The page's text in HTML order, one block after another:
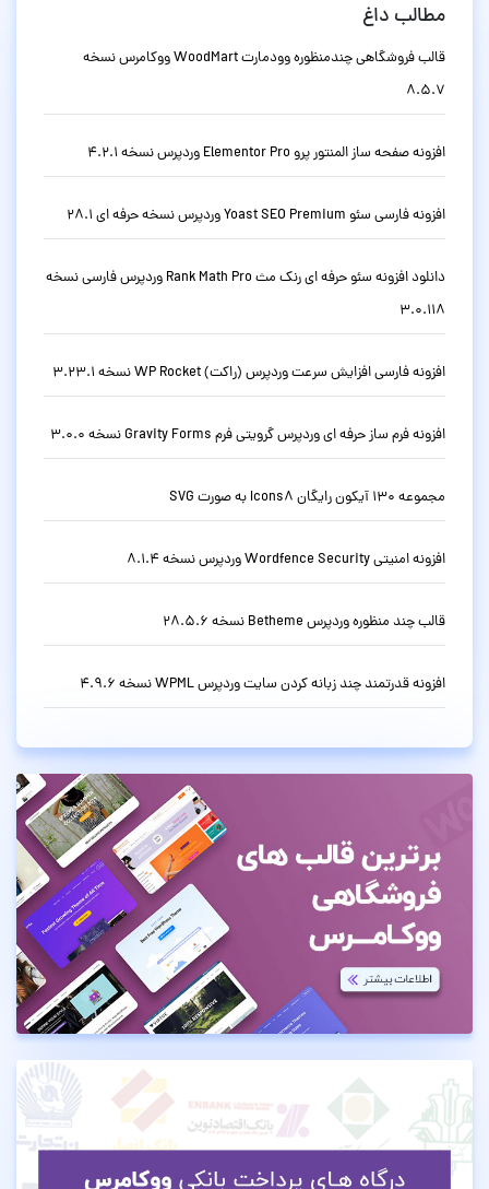
مطالب داغ
قالب فروشگاهی چندمنظوره وودمارت WoodMart ووکامرس نسخه
8.5.7
افزونه صفحه ساز المنتور پرو Elementor Pro وردپرس نسخه 4.2.1
افزونه فارسی سئو Yoast SEO Premium وردپرس نسخه حرفه ای 28.1
دانلود افزونه سئو حرفه ای رنک مث Rank Math Pro وردپرس فارسی نسخه
3.0.118
افزونه فارسی افزایش سرعت وردپرس (راکت) WP Rocket نسخه 3.23.1
افزونه فرم ساز حرفه ای وردپرس گرویتی فرم Gravity Forms نسخه 3.0.0
مجموعه 130 آیکون رایگان Icons8 به صورت SVG
افزونه امنیتی Wordfence Security وردپرس نسخه 8.1.4
قالب چند منظوره وردپرس Betheme نسخه 28.5.6
افزونه قدرتمند چند زبانه کردن سایت وردپرس WPML نسخه 4.9.6